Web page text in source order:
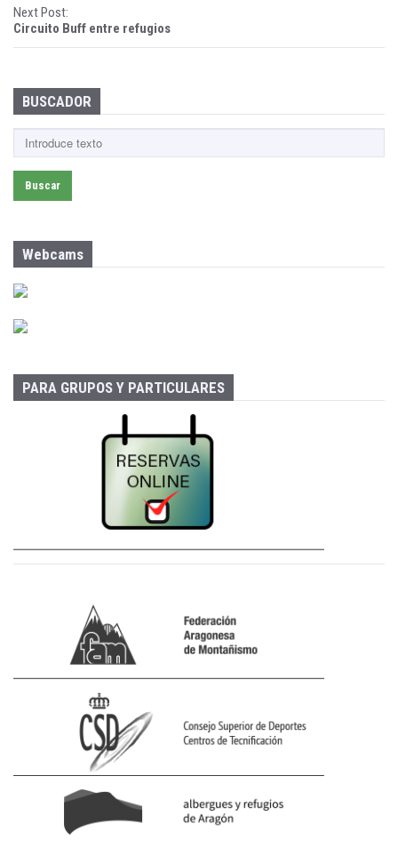
s
t
n
a
v
a
t
i
n
Next Post:
Circuito Buff entre refugios
BUSCADOR
u
s
a
:
Webcams
PARA GRUPOS Y PARTICULARES